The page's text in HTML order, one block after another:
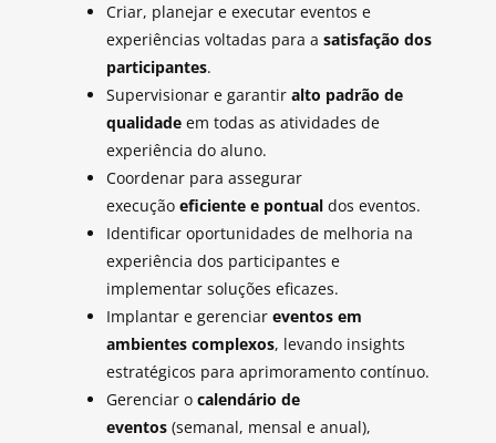
Criar, planejar e executar eventos e
experiências voltadas para a satisfação dos
participantes.
Supervisionar e garantir alto padrão de
qualidadeem todas as atividades de
experiência do aluno.
Coordenar para assegurar
execução eficiente e pontualdos eventos.
Identificar oportunidades de melhoria na
experiência dos participantes e
implementar soluções eficazes.
Implantar e gerenciar eventos em
ambientes complexos, levando insights
estratégicos para aprimoramento contínuo.
Gerenciar o calendário de
eventos(semanal, mensal e anual),